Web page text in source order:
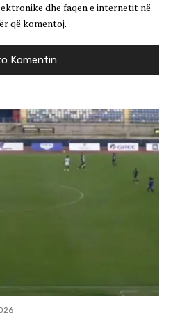
dhe faqen e internetit në
që komentoj.